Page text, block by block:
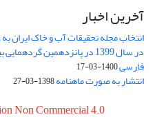
آخرین اخبار
انتخاب مجله تحقیقات آب و خاک ایران
در سال 1399 در پانزدهمین
فارسی1400-03-17
انتشار به صورت ماهنامه1398-03-27
Non Commercial 4.0